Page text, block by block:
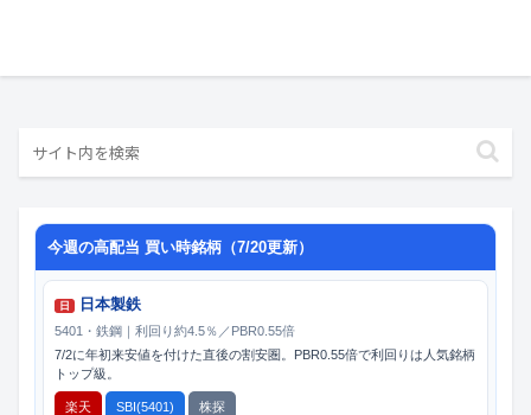
今週の高配当 買い時銘柄（7/20更新）
日 日本製鉄
5401・鉄鋼｜利回り約4.5％／PBR0.55倍
7/2に年初来安値を付けた直後の割安圏。PBR0.55倍で利回りは人気銘柄
トップ級。
楽天 SBI(5401) 株探